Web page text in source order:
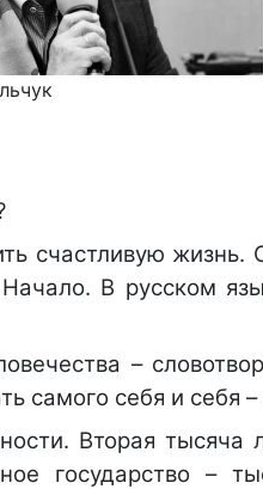
счастливую жизнь.
В русском
–
самого себя и себя
Вторая
государство –